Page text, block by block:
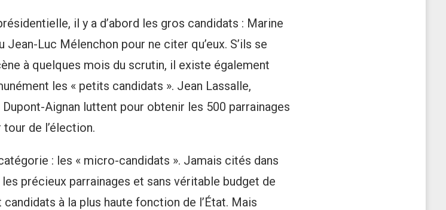
il y a d’abord les gros candidats : Marine
Jean-Luc Mélenchon pour ne citer qu’eux. S’ils se
à quelques mois du scrutin, il existe également
les « petits candidats ». Jean Lassalle,
Aignan luttent pour obtenir les 500 parrainages
de l’élection.
: les « micro-candidats ». Jamais cités dans
précieux parrainages et sans véritable budget de
à la plus haute fonction de l’État. Mais